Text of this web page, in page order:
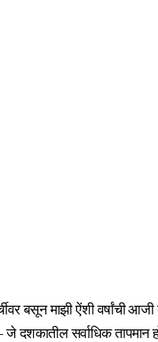
बसून माझी ऐंशी वर्षांची
दशकातील सर्वाधिक